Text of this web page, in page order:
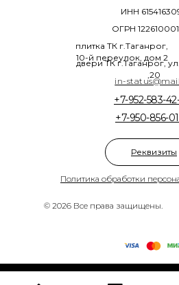
© 2026 Все права защищены.
Политика обработки
+7-950-856-
+7-952-583-
плитка ТК г.Таганрог,
10-й переулок, дом 2
двери ТК г.Таганрог,
,20
ОГРН
ИНН
in-
Реквизиты